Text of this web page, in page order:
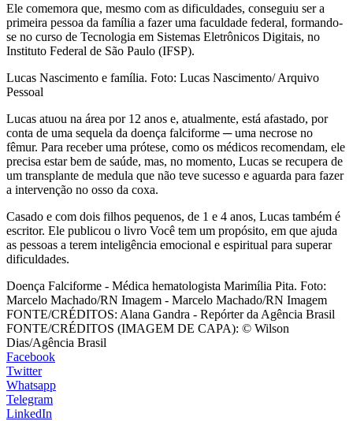
Ele comemora que, mesmo com as dificuldades, conseguiu ser a
primeira pessoa da família a fazer uma faculdade federal, formando-
se no curso de Tecnologia em Sistemas Eletrônicos Digitais, no
Instituto Federal de São Paulo (IFSP).
Lucas Nascimento e família. Foto: Lucas Nascimento/ Arquivo
Pessoal
Lucas atuou na área por 12 anos e, atualmente, está afastado, por
conta de uma sequela da doença falciforme ─ uma necrose no
fêmur. Para receber uma prótese, como os médicos recomendam, ele
precisa estar bem de saúde, mas, no momento, Lucas se recupera de
um transplante de medula que não teve sucesso e aguarda para fazer
a intervenção no osso da coxa.
Casado e com dois filhos pequenos, de 1 e 4 anos, Lucas também é
escritor. Ele publicou o livro Você tem um propósito, em que ajuda
as pessoas a terem inteligência emocional e espiritual para superar
dificuldades.
Doença Falciforme - Médica hematologista Marimília Pita. Foto:
Marcelo Machado/RN Imagem - Marcelo Machado/RN Imagem
FONTE/CRÉDITOS: Alana Gandra - Repórter da Agência Brasil ​
FONTE/CRÉDITOS (IMAGEM DE CAPA): © Wilson
Dias/Agência Brasil
Facebook
Twitter
Whatsapp
Telegram
LinkedIn